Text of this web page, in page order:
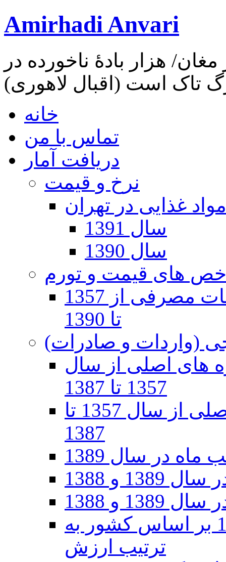
Amirhadi Anvari
هزار بادهٔ ناخورده در
تاک است (اقبال لاهوری)
خانه
تماس با من
دریافت آمار
نرخ و قیمت
غذایی در تهران
سال 1391
سال 1390
های قیمت و تورم
تورم و شاخص بهاي کالاها و خدمات مصرفی از 1357
تا 1390
(واردات و صادرات)
های اصلی از سال
1357 تا 1387
واردات بر حسب گروه های اصلی از سال 1357 تا
1387
در سال 1389
و 1388
و 1388
صادرات ایران در سال 1390 بر اساس کشور به
ترتیب ارزش